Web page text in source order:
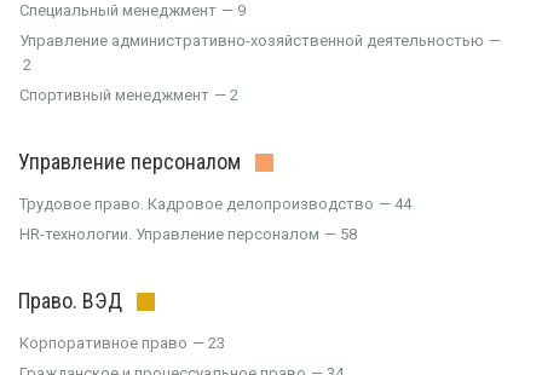
Специальный менеджмент
9
Управление административно-хозяйственной деятельностью
2
Спортивный менеджмент
2
Управление персоналом
Трудовое право. Кадровое делопроизводство
44
HR-технологии. Управление персоналом
58
Право. ВЭД
Корпоративное право
23